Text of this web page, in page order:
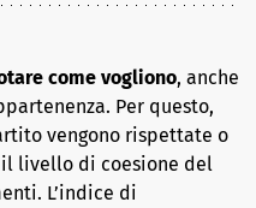
come vogliono, anche
Per questo,
vengono rispettate o
livello di coesione del
L’indice di